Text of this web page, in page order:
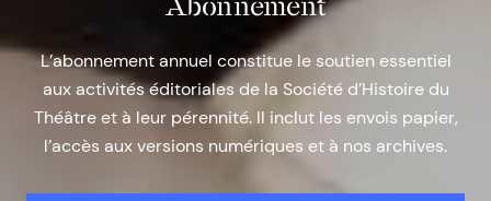
L’abonnement annuel constitue le soutien essentiel
aux activités éditoriales de la Société d’Histoire du
Théâtre et à leur pérennité. Il inclut les envois papier,
l’accès aux versions numériques et à nos archives.